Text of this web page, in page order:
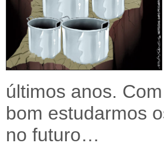
últimos anos.
bom estudarmos
no futuro…